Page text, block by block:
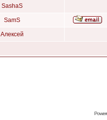
SashaS
SamS
Алексей